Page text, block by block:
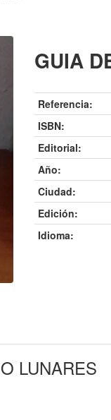
GUIA
Referencia:
ISBN:
Editorial:
Año:
Ciudad:
Edición:
Idioma:
LUNARES